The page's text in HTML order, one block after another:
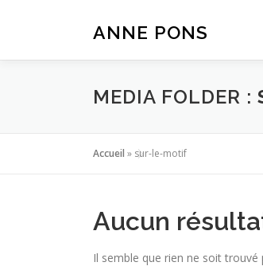
ANNE PONS
MEDIA FOLDER :
Accueil » sur-le-motif
Aucun
Il semble que rien ne soit trouvé